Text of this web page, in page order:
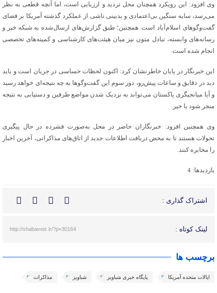
وی افزود: این رویکرد همچنان محل تردید و ارزیابی است، اما آنچه قطعی به نظر
می‌رسد، سایه سنگین بی‌اعتمادی و بدبینی ناشی از عملکرد گذشته آمریکا بر فضای
گفت‌وگوهای اسلام‌آباد است. همچنین؛ طبق گزارش‌های ارسال‌شده به شبکه خبر و
رسانه‌های وابسته، تبادل متون نیز میان هیئت‌های کارشناسی و کمیته‌های تخصصی
انجام شده است.
این خبرنگار در پایان خاطرنشان کرد: اکنون لحظات حساسی در جریان است و باید
دید در دقایق و ساعات پیش‌رو، دور سوم این گفت‌وگوها به چه نتیجه‌ای خواهد رسید
و آیا میانجیگری پاکستان می‌تواند به نزدیک شدن مواضع طرفین و دستیابی به نتیجه
منجر شود یا خیر.
وی همچنین افزود: خبرنگاران حاضر در محل به‌صورت فشرده در حال پیگیری
تحولات هستند تا به محض دریافت اطلاعات جدید از اتاق‌های مذاکراتی، آخرین اخبار
را مخابره کنند.
بازدیدها: 4
اشتراک گذاری :
لینک کوتاه : http://shabaveiz.ir/?p=30164
برچسب ها
ایالات متحده آمریکا پایگاه خبری شباویز شباویز مذاکرات